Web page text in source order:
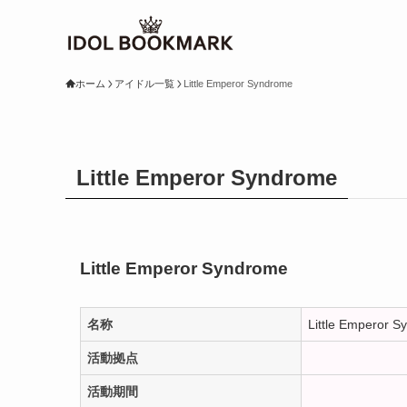
ホーム アイドル一覧 Little Emperor Syndrome
Little Emperor Syndrome
Little Emperor Syndrome
名称 Little Emperor
活動拠点
活動期間